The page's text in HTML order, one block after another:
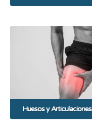
Huesos y Articulaciones